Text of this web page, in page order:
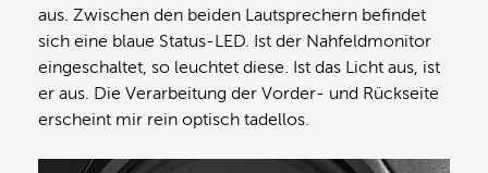
aus. Zwischen den beiden Lautsprechern befindet
sich eine blaue Status-LED. Ist der Nahfeldmonitor
eingeschaltet, so leuchtet diese. Ist das Licht aus, ist
er aus. Die Verarbeitung der Vorder- und Rückseite
erscheint mir rein optisch tadellos.